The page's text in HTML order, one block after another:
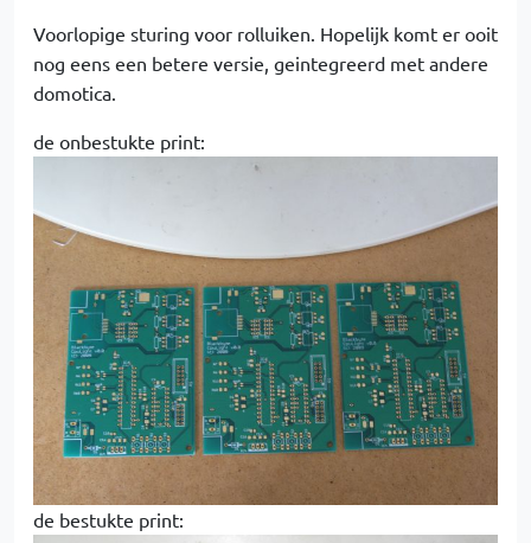
Voorlopige sturing voor rolluiken. Hopelijk komt er ooit
nog eens een betere versie, geintegreerd met andere
domotica.
de onbestukte print:
de bestukte print: